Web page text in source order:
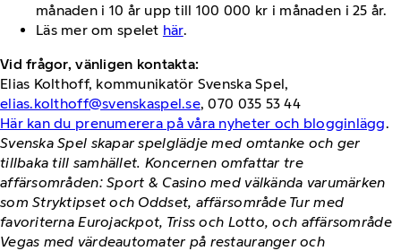
månaden i 10 år upp till 100 000 kr i månaden i 25 år.
Läs mer om spelet här.
Vid frågor, vänligen kontakta:
Elias Kolthoff, kommunikatör Svenska Spel,
elias.kolthoff@svenskaspel.se, 070 035 53 44
Här kan du prenumerera på våra nyheter och blogginlägg.
Svenska Spel skapar spelglädje med omtanke och ger
tillbaka till samhället. Koncernen omfattar tre
affärsområden: Sport & Casino med välkända varumärken
som Stryktipset och Oddset, affärsområde Tur med
favoriterna Eurojackpot, Triss och Lotto, och affärsområde
Vegas med värdeautomater på restauranger och